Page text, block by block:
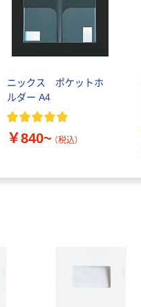
ニックス ポケットホ
ルダー A4
￥840~ （税込）